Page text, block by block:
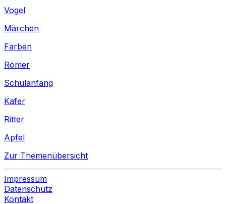
Vogel
Märchen
Farben
Römer
Schulanfang
Käfer
Ritter
Apfel
Zur Themenübersicht
Impressum
Datenschutz
Kontakt